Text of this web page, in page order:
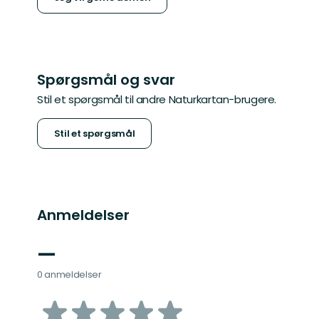
Spørgsmål og svar
Stil et spørgsmål til andre Naturkartan-brugere.
Stil et spørgsmål
Anmeldelser
—
0 anmeldelser
ud